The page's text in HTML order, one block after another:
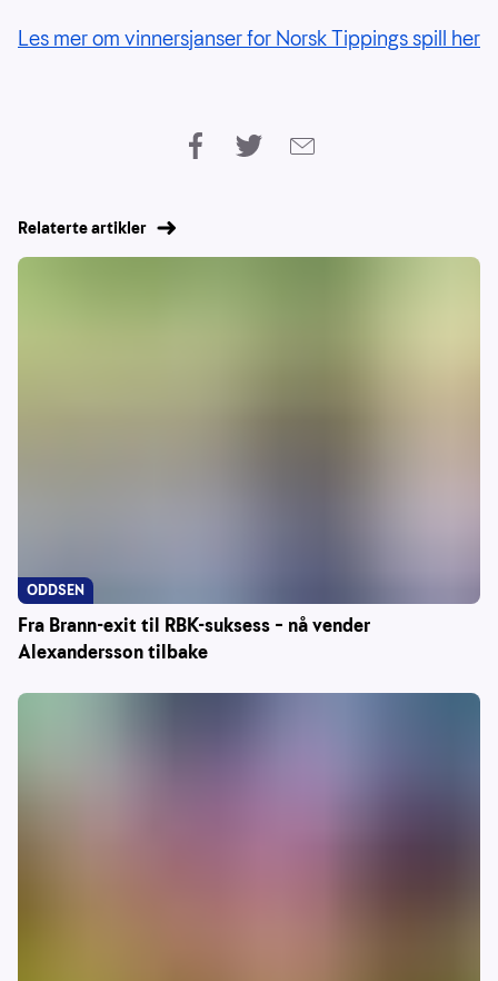
Les mer om vinnersjanser for Norsk Tippings spill her
Relaterte artikler
Fra Brann-exit til RBK-suksess – nå vender
Alexandersson tilbake
ODDSEN